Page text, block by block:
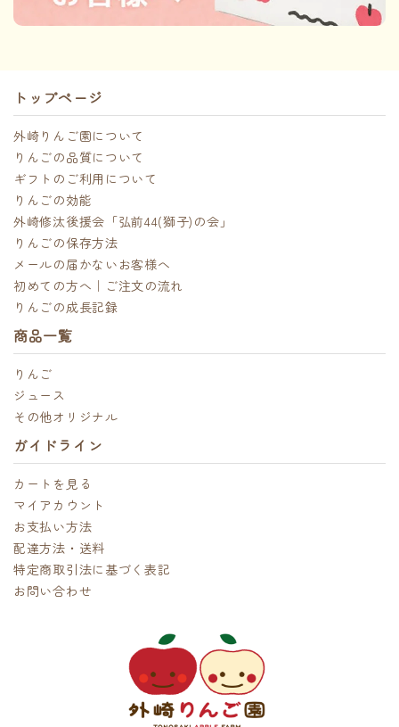
トップページ
外崎りんご園について
りんごの品質について
ギフトのご利用について
りんごの効能
外崎修汰後援会「弘前44(獅子)の会」
りんごの保存方法
メールの届かないお客様へ
初めての方へ｜ご注文の流れ
りんごの成長記録
商品一覧
りんご
ジュース
その他オリジナル
ガイドライン
カートを見る
マイアカウント
お支払い方法
配達方法・送料
特定商取引法に基づく表記
お問い合わせ